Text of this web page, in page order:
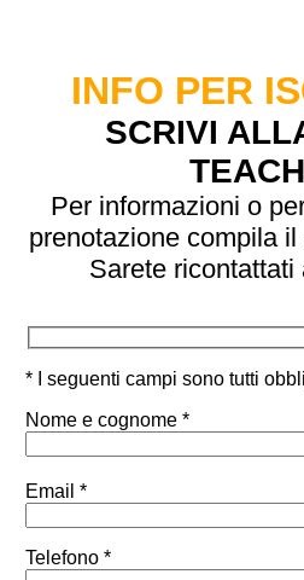
INFO PER
SCRIVI
Per informazioni o
prenotazione compila
Sarete ricontattati
* I seguenti campi sono tutti
Nome e cognome *
Email *
Telefono *